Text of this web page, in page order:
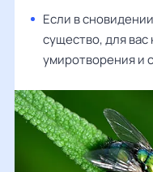
Если в
существо, для
умиротворения и